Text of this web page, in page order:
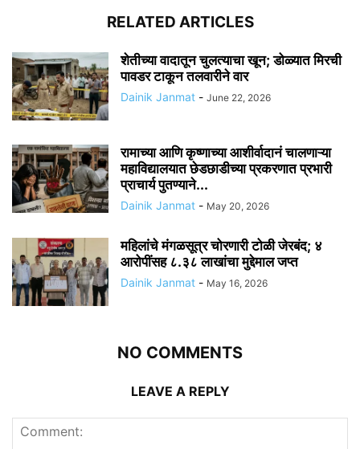
RELATED ARTICLES
शेतीच्या वादातून चुलत्याचा खून; डोळ्यात मिरची
पावडर टाकून तलवारीने वार
Dainik Janmat - June 22, 2026
रामाच्या आणि कृष्णाच्या आशीर्वादानं चालणाऱ्या
महाविद्यालयात छेडछाडीच्या प्रकरणात प्रभारी
प्राचार्य पुतण्याने...
Dainik Janmat - May 20, 2026
महिलांचे मंगळसूत्र चोरणारी टोळी जेरबंद; ४
आरोपींसह ८.३८ लाखांचा मुद्देमाल जप्त
Dainik Janmat - May 16, 2026
NO COMMENTS
LEAVE A REPLY